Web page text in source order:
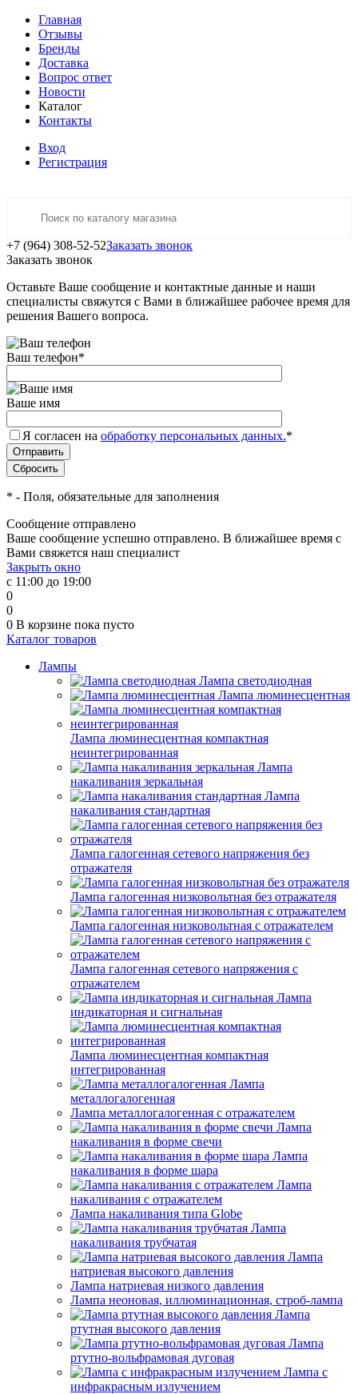
Главная
Отзывы
Бренды
Доставка
Вопрос ответ
Новости
Каталог
Контакты
Вход
Регистрация
+7 (964) 308-52-52Заказать звонок
Заказать звонок
Оставьте Ваше сообщение и контактные данные и наши
специалисты свяжутся с Вами в ближайшее рабочее время для
решения Вашего вопроса.
Ваш телефон*
Ваше имя
Я согласен на обработку персональных данных.*
* - Поля, обязательные для заполнения
Сообщение отправлено
Ваше сообщение успешно отправлено. В ближайшее время с
Вами свяжется наш специалист
Закрыть окно
с 11:00 до 19:00
0
0
0 В корзине пока пусто
Каталог товаров
Лампы
Лампа светодиодная
Лампа люминесцентная
Лампа люминесцентная компактная
неинтегрированная
Лампа
накаливания зеркальная
Лампа
накаливания стандартная
Лампа галогенная сетевого напряжения без
отражателя
Лампа галогенная низковольтная без отражателя
Лампа галогенная низковольтная с отражателем
Лампа галогенная сетевого напряжения с
отражателем
Лампа
индикаторная и сигнальная
Лампа люминесцентная компактная
интегрированная
Лампа
металлогалогенная
Лампа металлогалогенная с отражателем
Лампа
накаливания в форме свечи
Лампа
накаливания в форме шара
Лампа
накаливания с отражателем
Лампа накаливания типа Globe
Лампа
накаливания трубчатая
Лампа
натриевая высокого давления
Лампа натриевая низкого давления
Лампа неоновая, иллюминационная, строб-лампа
Лампа
ртутная высокого давления
Лампа
ртутно-вольфрамовая дуговая
Лампа с
инфракрасным излучением